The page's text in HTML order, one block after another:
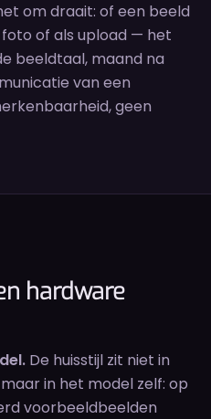
om draait: of een beeld
of als upload — het
beeldtaal, maand na
van een
geen
hardware
De huisstijl zit niet in
in het model zelf: op
voorbeeldbeelden